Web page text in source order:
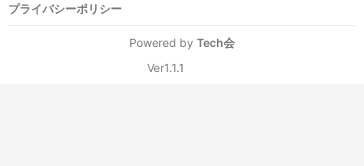
プライバシーポリシー
Powered by Tech会
Ver1.1.1